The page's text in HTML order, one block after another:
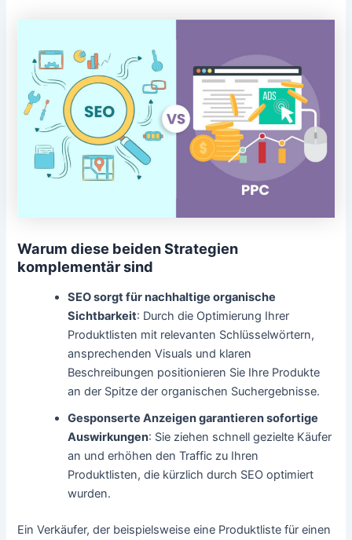
Warum diese beiden Strategien
komplementär sind
SEO sorgt für nachhaltige organische
Sichtbarkeit: Durch die Optimierung Ihrer
Produktlisten mit relevanten Schlüsselwörtern,
ansprechenden Visuals und klaren
Beschreibungen positionieren Sie Ihre Produkte
an der Spitze der organischen Suchergebnisse.
Gesponserte Anzeigen garantieren sofortige
Auswirkungen: Sie ziehen schnell gezielte Käufer
an und erhöhen den Traffic zu Ihren
Produktlisten, die kürzlich durch SEO optimiert
wurden.
Ein Verkäufer, der beispielsweise eine Produktliste für einen